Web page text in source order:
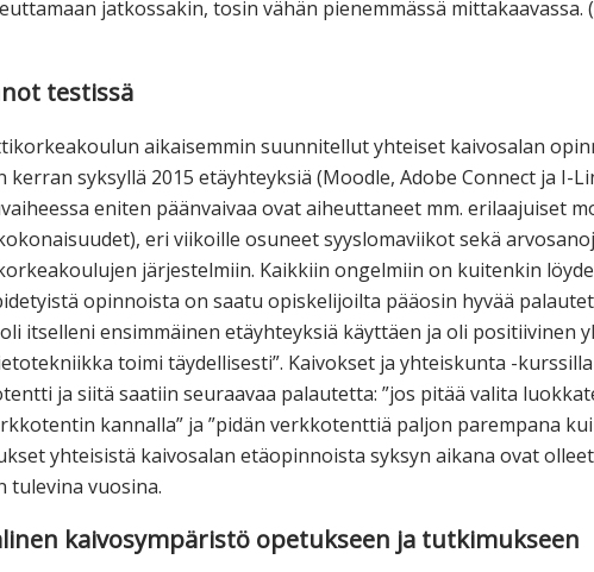
jatkossakin, tosin vähän pienemmässä mittakaavassa.
testissä
aikaisemmin suunnitellut yhteiset kaivosalan
syksyllä 2015 etäyhteyksiä (Moodle, Adobe Connect ja I-
eniten päänvaivaa ovat aiheuttaneet mm. erilaajuiset
eri viikoille osuneet syyslomaviikot sekä
järjestelmiin. Kaikkiin ongelmiin on kuitenkin
opinnoista on saatu opiskelijoilta pääosin hyvää
itselleni ensimmäinen etäyhteyksiä käyttäen ja oli positiivinen
toimi täydellisesti”. Kaivokset ja yhteiskunta -kurssilla
ja siitä saatiin seuraavaa palautetta: ”jos pitää valita
kannalla” ja ”pidän verkkotenttiä paljon parempana
yhteisistä kaivosalan etäopinnoista syksyn aikana ovat
tulevina vuosina.
kaivosympäristö opetukseen ja tutkimukseen